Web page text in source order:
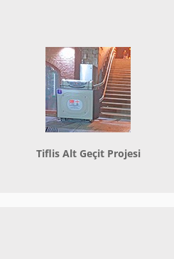
Tiflis Alt Geçit Projesi